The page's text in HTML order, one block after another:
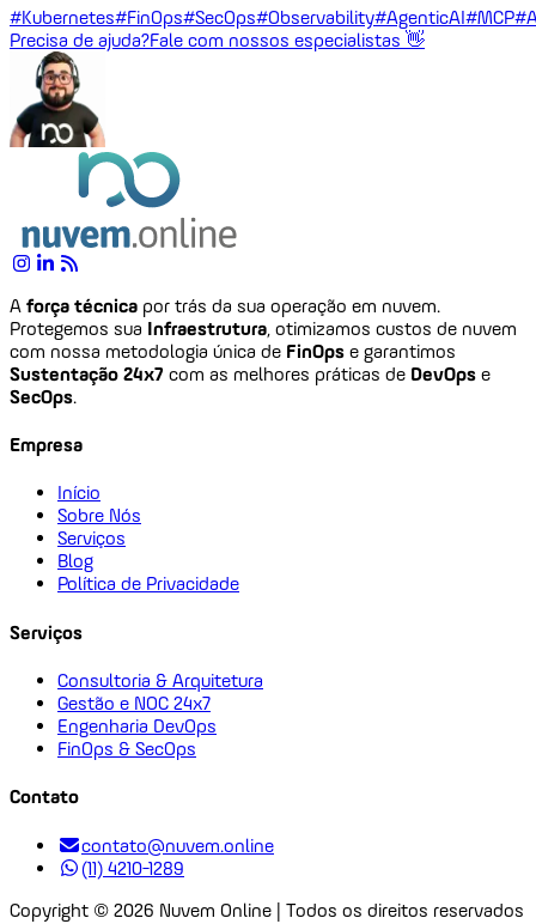
#Kubernetes#FinOps#SecOps#Observability#AgenticAI#MCP
Precisa de ajuda?Fale com nossos especialistas 👋
A força técnica por trás da sua operação em nuvem.
Protegemos sua Infraestrutura, otimizamos custos de nuvem
com nossa metodologia única de FinOps e garantimos
Sustentação 24x7 com as melhores práticas de DevOps e
SecOps.
Empresa
Início
Sobre Nós
Serviços
Blog
Política de Privacidade
Serviços
Consultoria & Arquitetura
Gestão e NOC 24x7
Engenharia DevOps
FinOps & SecOps
Contato
contato@nuvem.online
(11) 4210-1289
Copyright © 2026 Nuvem Online | Todos os direitos reservados